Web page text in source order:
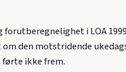
i LOA
den motstridende
ikke frem.